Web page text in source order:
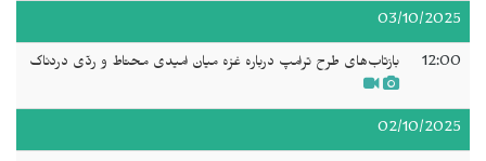
03/10/2025
12:00 بازتاب‌های طرح ترامپ درباره غزه میان امیدی محتاط و ردّی دردناک
02/10/2025